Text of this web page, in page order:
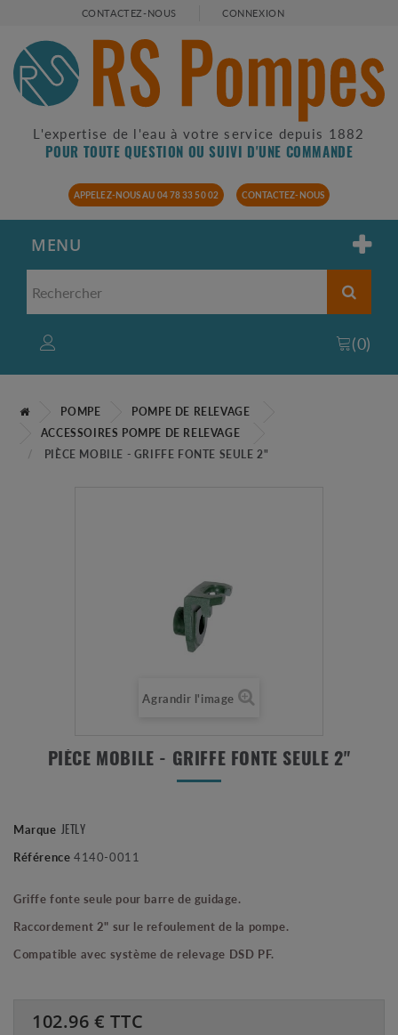
CONTACTEZ-NOUS CONNEXION
L'expertise de l'eau à votre service depuis 1882
POUR TOUTE QUESTION OU SUIVI D'UNE COMMANDE
APPELEZ-NOUS AU 04 78 33 50 02 CONTACTEZ-NOUS
MENU
(0)
POMPE
POMPE DE RELEVAGE
ACCESSOIRES POMPE DE RELEVAGE
PIÈCE MOBILE - GRIFFE FONTE SEULE 2"
Agrandir l'image
PIÈCE MOBILE - GRIFFE FONTE SEULE 2"
Marque JETLY
Référence 4140-0011
Griffe fonte seule pour barre de guidage.
Raccordement 2" sur le refoulement de la pompe.
Compatible avec système de relevage DSD PF.
102.96 € TTC